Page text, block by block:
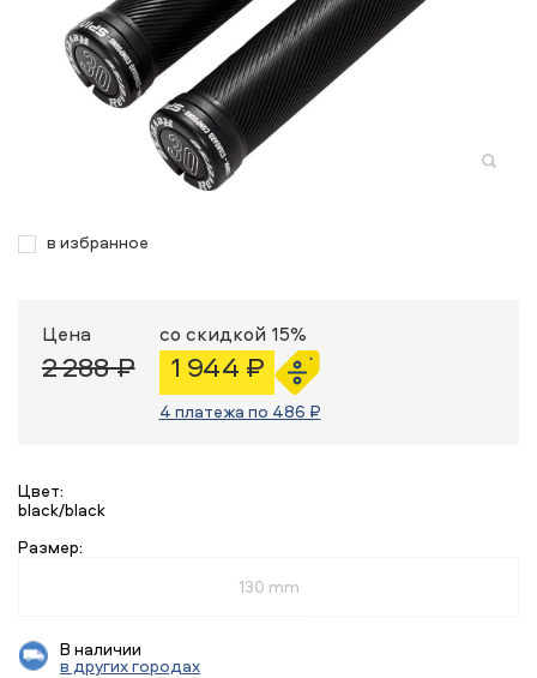
в избранное
Цена
2 288 ₽
со скидкой 15%
1 944 ₽
4 платежа по 486 ₽
Цвет:
black/black
Размер:
130 mm
В наличии
в других городах